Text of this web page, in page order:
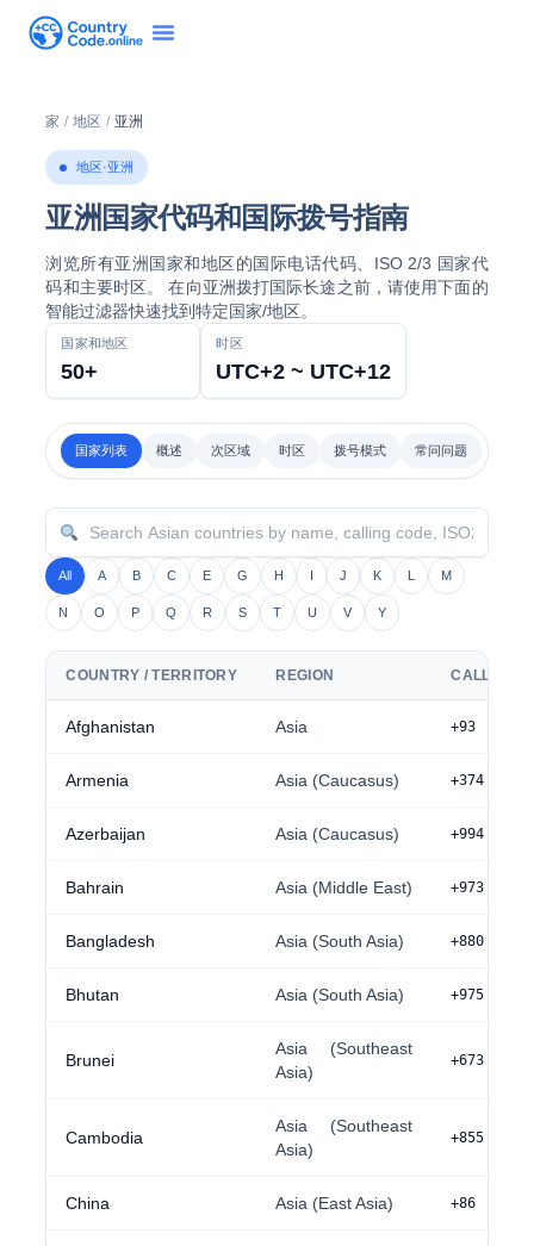
家 / 地区 / 亚洲
地区·亚洲
亚洲国家代码和国际拨号指南
浏览所有亚洲国家和地区的国际电话代码、ISO 2/3 国家代
码和主要时区。 在向亚洲拨打国际长途之前，请使用下面的
智能过滤器快速找到特定国家/地区。
国家和地区
50+
时区
UTC+2 ~ UTC+12
国家列表 概述 次区域 时区 拨号模式 常问问题
All A B C E G H I J K L M
N O P Q R S T U V Y
COUNTRY / TERRITORY REGION CALLING
Afghanistan Asia +93
Armenia Asia (Caucasus) +374
Azerbaijan Asia (Caucasus) +994
Bahrain Asia (Middle East) +973
Bangladesh Asia (South Asia) +880
Bhutan Asia (South Asia) +975
Brunei
Asia (Southeast
Asia)
+673
Cambodia
Asia (Southeast
Asia)
+855
China Asia (East Asia) +86